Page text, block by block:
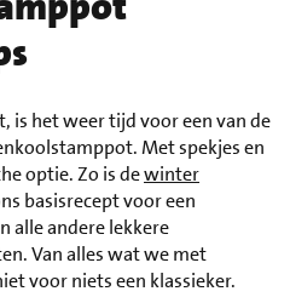
is het weer tijd voor een van de
Met spekjes en
optie. Zo is dewinter
basisrecept voor een
alle andere lekkere
Van alles wat we met
voor niets een klassieker.